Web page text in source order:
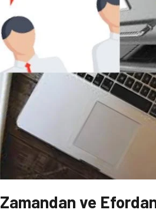
Zamandan ve